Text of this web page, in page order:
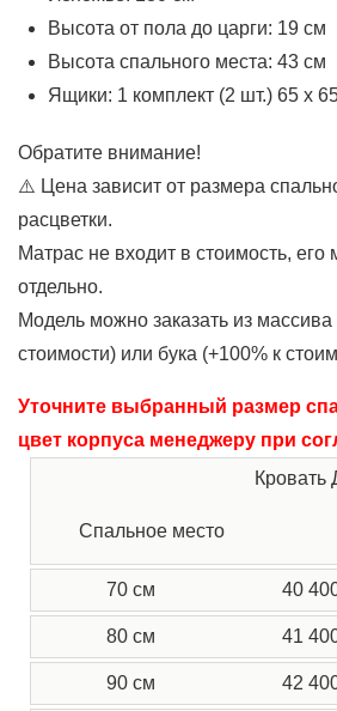
Высота от пола до царги: 19 см
Высота спального места: 43 см
Ящики: 1 комплект (2 шт.) 65 х
Обратите внимание!
⚠️ Цена зависит от размера
расцветки.
Матрас не входит в стоимость,
отдельно.
Модель можно заказать из
стоимости) или бука (+100% к
Уточните выбранный размер
цвет корпуса менеджеру при
Кровать
Спальное место
70 см 40
80 см 41
90 см 42